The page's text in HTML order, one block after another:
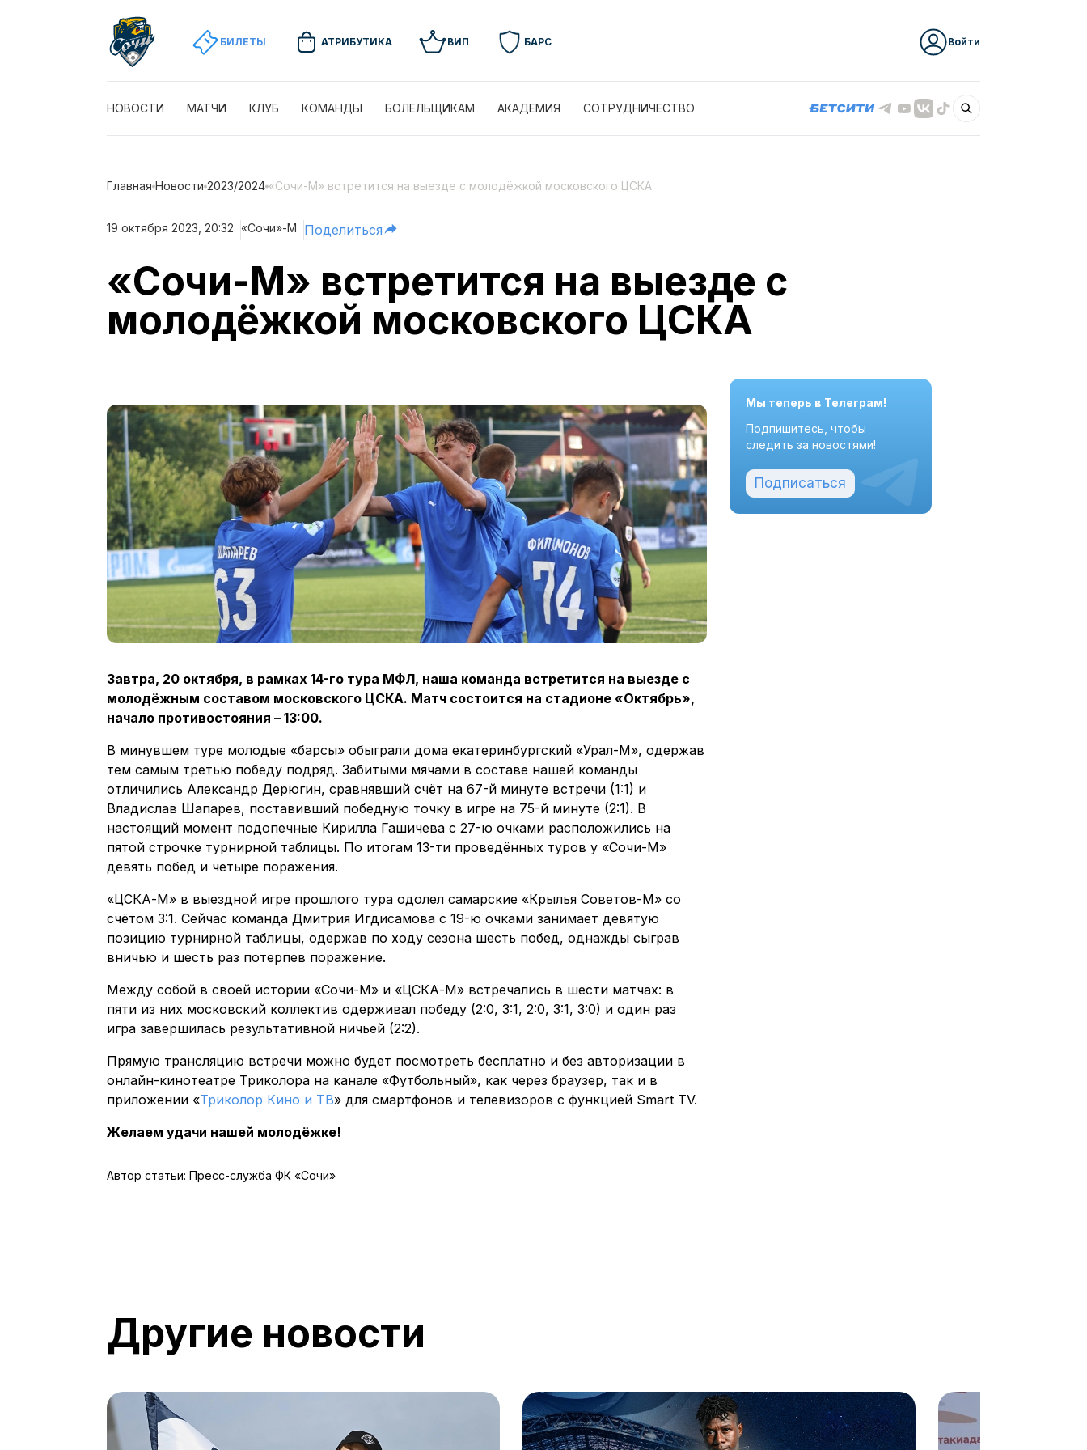
БИЛЕТЫ АТРИБУТИКА ВИП БАРС Войти
НОВОСТИ МАТЧИ КЛУБ КОМАНДЫ БОЛЕЛЬЩИКАМ АКАДЕМИЯ СОТРУДНИЧЕСТВО
Главная Новости 2023/2024 «Сочи-М» встретится на выезде с молодёжкой московского ЦСКА
19 октября 2023, 20:32 «Сочи»-М Поделиться
«Сочи-М» встретится на выезде с
молодёжкой московского ЦСКА
Завтра, 20 октября, в рамках 14-го тура МФЛ, наша команда встретится на выезде с
молодёжным составом московского ЦСКА. Матч состоится на стадионе «Октябрь»,
начало противостояния – 13:00.
В минувшем туре молодые «барсы» обыграли дома екатеринбургский «Урал-М», одержав
тем самым третью победу подряд. Забитыми мячами в составе нашей команды
отличились Александр Дерюгин, сравнявший счёт на 67-й минуте встречи (1:1) и
Владислав Шапарев, поставивший победную точку в игре на 75-й минуте (2:1). В
настоящий момент подопечные Кирилла Гашичева с 27-ю очками расположились на
пятой строчке турнирной таблицы. По итогам 13-ти проведённых туров у «Сочи-М»
девять побед и четыре поражения.
«ЦСКА-М» в выездной игре прошлого тура одолел самарские «Крылья Советов-М» со
счётом 3:1. Сейчас команда Дмитрия Игдисамова с 19-ю очками занимает девятую
позицию турнирной таблицы, одержав по ходу сезона шесть побед, однажды сыграв
вничью и шесть раз потерпев поражение.
Между собой в своей истории «Сочи-М» и «ЦСКА-М» встречались в шести матчах: в
пяти из них московский коллектив одерживал победу (2:0, 3:1, 2:0, 3:1, 3:0) и один раз
игра завершилась результативной ничьей (2:2).
Прямую трансляцию встречи можно будет посмотреть бесплатно и без авторизации в
онлайн-кинотеатре Триколора на канале «Футбольный», как через браузер, так и в
приложении «Триколор Кино и ТВ» для смартфонов и телевизоров с функцией Smart TV.
Желаем удачи нашей молодёжке!
Автор статьи: Пресс-служба ФК «Сочи»
Мы теперь в Телеграм!
Подпишитесь, чтобы
следить за новостями!
Подписаться
Другие новости